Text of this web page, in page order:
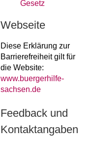
Gesetz
Webseite
Diese Erklärung zur
Barrierefreiheit gilt für
die Website:
www.buergerhilfe-
sachsen.de
Feedback und
Kontaktangaben